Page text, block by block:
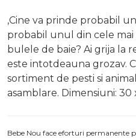
,Cine va prinde probabil
probabil unul din cele
bulele de baie? Ai grija la
este intotdeauna grozav.
sortiment de pesti si
asamblare. Dimensiuni: 30
Bebe Nou face eforturi permanente